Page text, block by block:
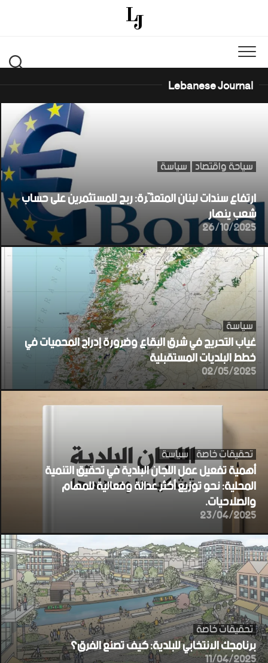
Lebanese Journal
سياحة واقتصاد سياسة
ارتفاع سندات لبنان المتعثّرة: ربح للمستثمرين على حساب
شعب ينهار
26/10/2025
سياسة
غياب التحريج في شرق البقاع وضرورة إدراج المحميات في
خطط البلديات المستقبلية
02/05/2025
تحقيقات خاصة سياسة
أهمية تفعيل عمل اللجان البلدية في تحقيق التنمية
المحلية: نحو توزيع أكثر عدالة وفعالية للمهام
والصلاحيات.
23/04/2025
تحقيقات خاصة
برنامجك الانتخابي للبلدية: كيف تصنع الفرق؟